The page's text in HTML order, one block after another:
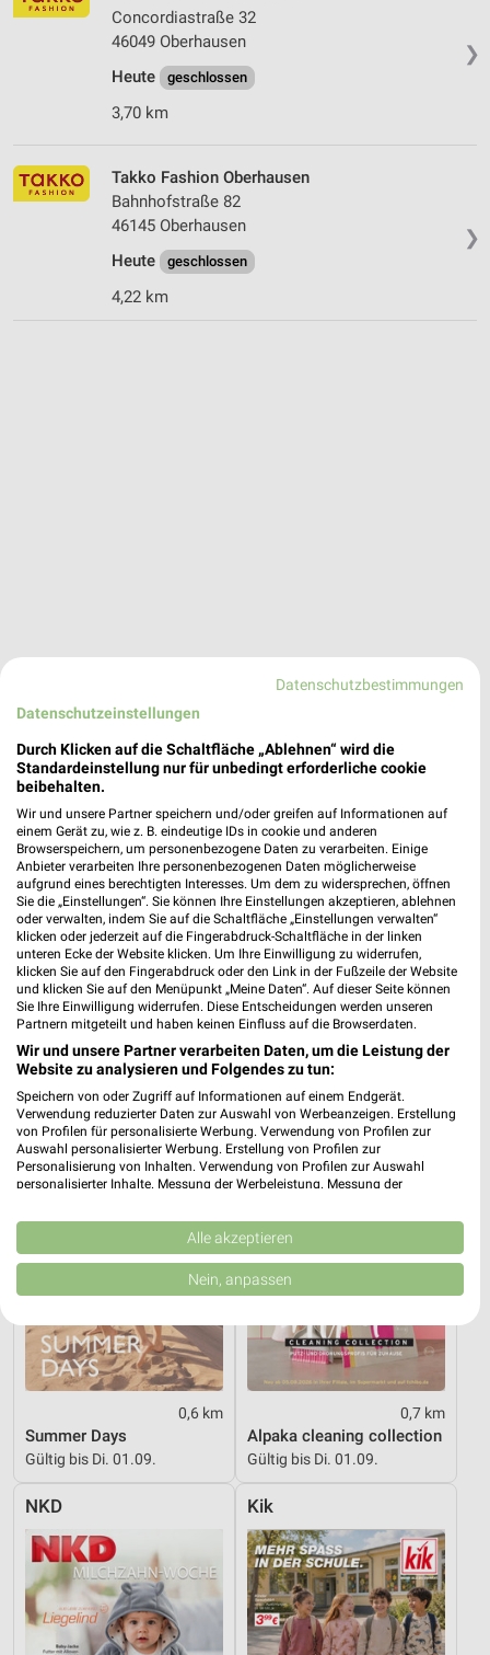
❯
Concordiastraße 32
46049 Oberhausen
Heute
geschlossen
3,70 km
❯
Takko Fashion Oberhausen
Bahnhofstraße 82
46145 Oberhausen
Heute
geschlossen
4,22 km
Takko Fashion Filiale in Duisburg
Egal ob Adresse, Öffnungszeiten oder Route, hier findest Du
alles zur Takko Fashion Filiale in Duisburg. Die aktuellsten
Angebote kannst Du Dir in den neuesten Prospekten
anschauen. Wenn Du ein schönes Schnäppchen gefunden hast,
kannst Du über die Routen-Funktion den schnellsten Weg zu
Deiner Lieblings-Filiale von Takko finden.
Mode & Bekleidung Angebote für Duisburg
und Umgebung
14 Prospekte
Jeans Fritz
0,6 km
Summer Days
Gültig bis Di. 01.09.
Tchibo
0,7 km
Alpaka cleaning collection
Gültig bis Di. 01.09.
NKD Kik
Datenschutzbestimmungen
Datenschutzeinstellungen
Durch Klicken auf die Schaltfläche „Ablehnen“ wird die
Standardeinstellung nur für unbedingt erforderliche cookie
beibehalten.
Wir und unsere Partner speichern und/oder greifen auf Informationen auf
einem Gerät zu, wie z. B. eindeutige IDs in cookie und anderen
Browserspeichern, um personenbezogene Daten zu verarbeiten. Einige
Anbieter verarbeiten Ihre personenbezogenen Daten möglicherweise
aufgrund eines berechtigten Interesses. Um dem zu widersprechen, öffnen
Sie die „Einstellungen“. Sie können Ihre Einstellungen akzeptieren, ablehnen
oder verwalten, indem Sie auf die Schaltfläche „Einstellungen verwalten“
klicken oder jederzeit auf die Fingerabdruck-Schaltfläche in der linken
unteren Ecke der Website klicken. Um Ihre Einwilligung zu widerrufen,
klicken Sie auf den Fingerabdruck oder den Link in der Fußzeile der Website
und klicken Sie auf den Menüpunkt „Meine Daten“. Auf dieser Seite können
Sie Ihre Einwilligung widerrufen. Diese Entscheidungen werden unseren
Partnern mitgeteilt und haben keinen Einfluss auf die Browserdaten.
Wir und unsere Partner verarbeiten Daten, um die Leistung der
Website zu analysieren und Folgendes zu tun:
Speichern von oder Zugriff auf Informationen auf einem Endgerät.
Verwendung reduzierter Daten zur Auswahl von Werbeanzeigen. Erstellung
von Profilen für personalisierte Werbung. Verwendung von Profilen zur
Auswahl personalisierter Werbung. Erstellung von Profilen zur
Personalisierung von Inhalten. Verwendung von Profilen zur Auswahl
personalisierter Inhalte. Messung der Werbeleistung. Messung der
Kombinationen von Daten aus verschiedenen Quellen. Entwicklung und
Verbesserung der Angebote. Verwendung reduzierter Daten zur Auswahl
von Inhalten.
Daten können außerhalb der Europäischen Union weitergegeben und in die
Website/App.
Partnerliste anzeigen (1 IAB-Anbieter)
Wir nutzen Ihre Daten für folgende Zwecke:
Speichern von oder Zugriff auf Informationen
auf einem Endgerät
Verwendung reduzierter Daten zur Auswahl von
Erstellung von Profilen für personalisierte
Werbung
Verwendung von Profilen zur Auswahl
Alle akzeptieren
Nein, anpassen